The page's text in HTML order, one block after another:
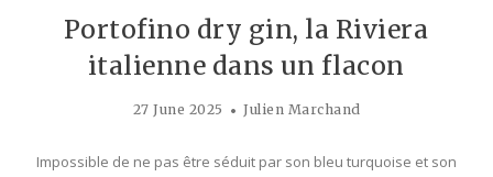
Portofino dry gin, la Riviera
italienne dans un flacon
27 June 2025 Julien Marchand
Impossible de ne pas être séduit par son bleu turquoise et son